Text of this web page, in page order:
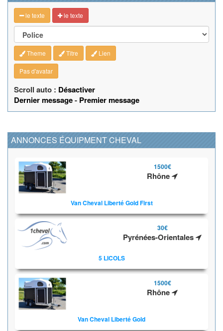
le texte le texte
Theme Titre Lien
Pas d'avatar
Scroll auto : Désactiver
Dernier message- Premier message
ANNONCES ÉQUIPMENT CHEVAL
1500€
Rhône
Van Cheval Liberté Gold First
30€
Pyrénées-Orientales
5 LICOLS
1500€
Rhône
Van Cheval Liberté Gold